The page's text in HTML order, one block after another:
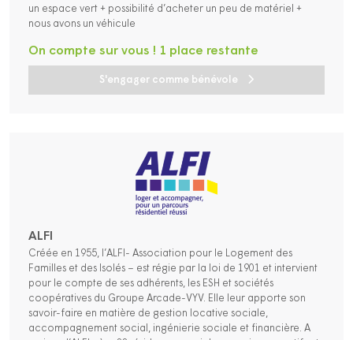
un espace vert + possibilité d’acheter un peu de matériel +
nous avons un véhicule
S'engager comme bénévole
On compte sur vous ! 1 place restante
ALFI
Créée en 1955, l’ALFI- Association pour le Logement des
Familles et des Isolés – est régie par la loi de 1901 et intervient
pour le compte de ses adhérents, les ESH et sociétés
coopératives du Groupe Arcade-VYV. Elle leur apporte son
savoir-faire en matière de gestion locative sociale,
accompagnement social, ingénierie sociale et financière. A